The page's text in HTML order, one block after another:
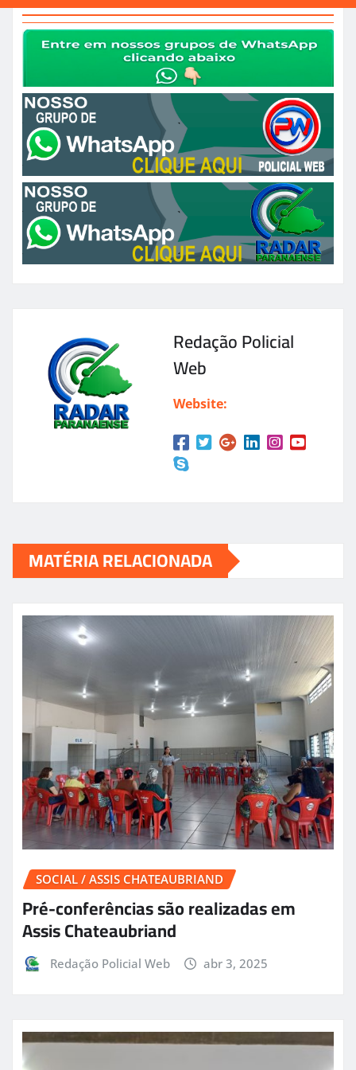
Redação Policial
Web
Website:
MATÉRIA RELACIONADA
SOCIAL / ASSIS CHATEAUBRIAND
Pré-conferências são realizadas em
Assis Chateaubriand
Redação Policial Web abr 3, 2025